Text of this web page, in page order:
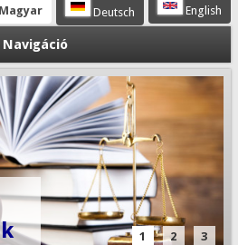
Magyar Deutsch English
Navigáció
1 2 3